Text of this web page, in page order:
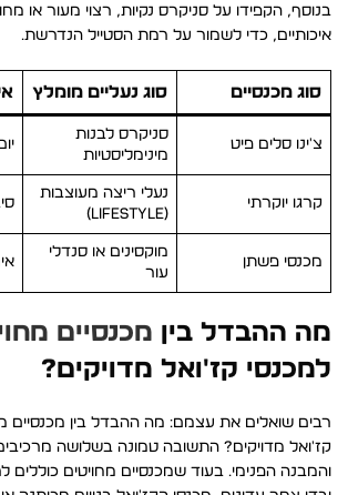
בנוסף, הקפידו על סניקרס נקיות, רצוי מעור או
איכותיים, כדי לשמור על רמת הסטייל הנדרשת.
סוג מכנסיים סוג נעליים מומלץ
צ'ינו סלים פיט
סניקרס לבנות
מינימליסטיות
קרגו יוקרתי
נעלי ריצה מעוצבות
(Lifestyle)
מכנסי פשתן
מוקסינים או סנדלי
עור
מה ההבדל בין מכנסיים
למכנסי קז'ואל מדויקים?
רבים שואלים את עצמם: מה ההבדל בין מכנסיים
קז'ואל מדויקים? התשובה טמונה בשלושה
והמבנה הפנימי. בעוד שמכנסיים מחויטים כוללים